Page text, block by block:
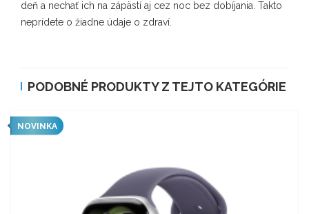
deň a nechať ich na zápästí aj cez noc bez dobíjania. Takto
neprídete o žiadne údaje o zdraví.
PODOBNÉ PRODUKTY Z TEJTO KATEGÓRIE
NOVINKA